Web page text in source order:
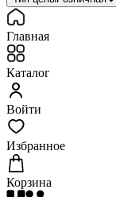
Главная
Каталог
Войти
Избранное
Корзина